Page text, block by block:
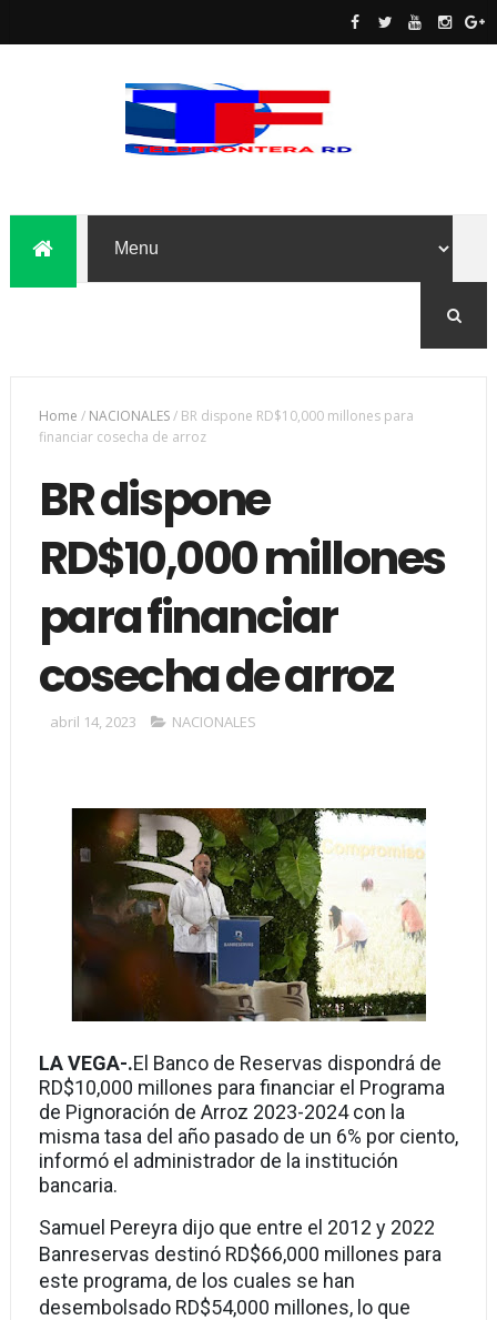
Home / NACIONALES/ BR dispone RD$10,000 millones para
financiar cosecha de arroz
BR dispone
RD$10,000 millones
para financiar
cosecha de arroz
abril 14, 2023 NACIONALES
LA VEGA-.El Banco de Reservas dispondrá de
RD$10,000 millones para financiar el Programa
de Pignoración de Arroz 2023-2024 con la
misma tasa del año pasado de un 6% por ciento,
informó el administrador de la institución
bancaria.
Samuel Pereyra dijo que entre el 2012 y 2022
Banreservas destinó RD$66,000 millones para
este programa, de los cuales se han
desembolsado RD$54,000 millones, lo que